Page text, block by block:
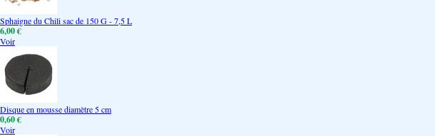
Sphaigne du Chili sac de 150 G - 7,5 L
6,00 €
Voir
Disque en mousse diamètre 5 cm
0,60 €
Voir